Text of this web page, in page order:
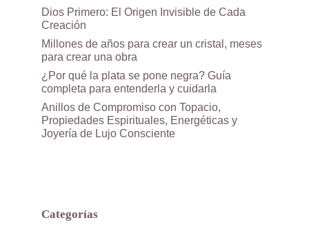
Dios Primero: El Origen Invisible de Cada
Creación
Millones de años para crear un cristal, meses
para crear una obra
¿Por qué la plata se pone negra? Guía
completa para entenderla y cuidarla
Anillos de Compromiso con Topacio,
Propiedades Espirituales, Energéticas y
Joyería de Lujo Consciente
Categorías